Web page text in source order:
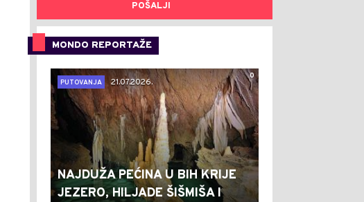
POŠALJI
MONDO REPORTAŽE
0
PUTOVANJA
21.07.2026.
NAJDUŽA PEĆINA U BIH KRIJE
JEZERO, HILJADE ŠIŠMIŠA I